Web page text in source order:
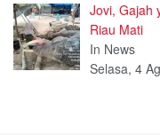
Jovi, Gajah
Riau Mati
In News
Selasa, 4